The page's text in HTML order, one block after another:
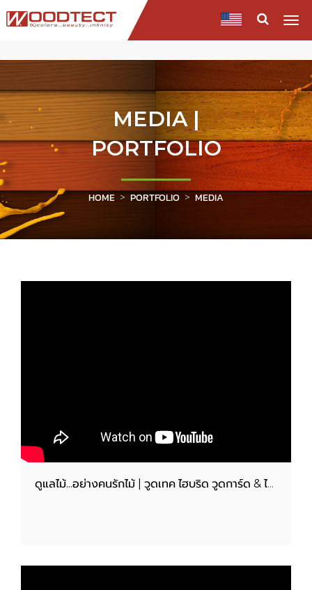
MEDIA |
PORTFOLIO
HOME PORTFOLIO MEDIA
ดูแลไม้...อย่างคนรักไม้ | วูดเทค ไฮบริด วูดการ์ด & ไฮบริด ควิ๊กไพรเมอร์..